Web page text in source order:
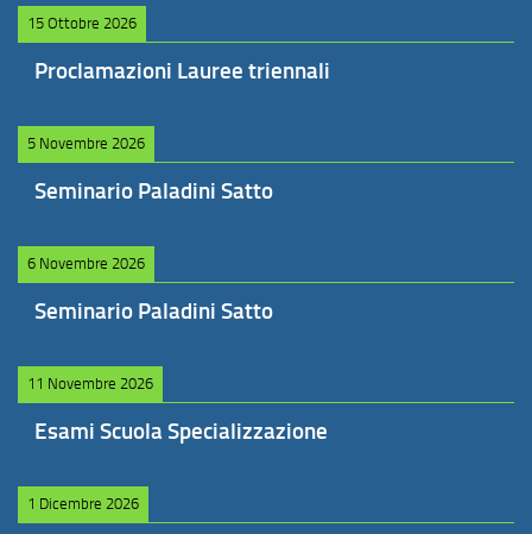
15 Ottobre 2026
Proclamazioni Lauree triennali
5 Novembre 2026
Seminario Paladini Satto
6 Novembre 2026
Seminario Paladini Satto
11 Novembre 2026
Esami Scuola Specializzazione
1 Dicembre 2026